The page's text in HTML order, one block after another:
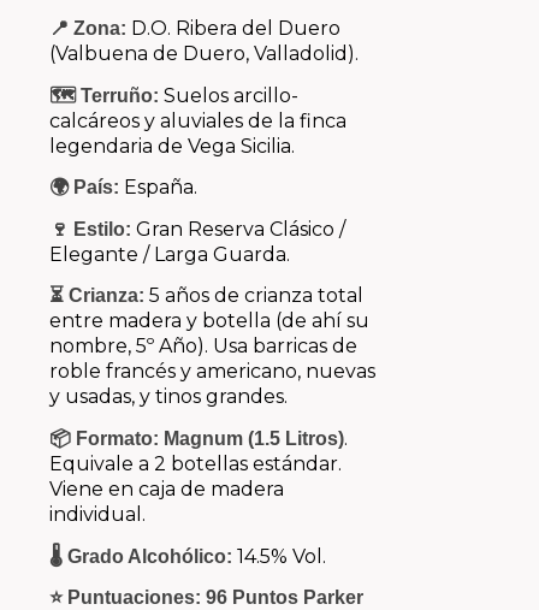
📍 Zona: D.O. Ribera del Duero
(Valbuena de Duero, Valladolid).
🗺️ Terruño: Suelos arcillo-
calcáreos y aluviales de la finca
legendaria de Vega Sicilia.
🌍 País: España.
🍷 Estilo: Gran Reserva Clásico /
Elegante / Larga Guarda.
⏳ Crianza: 5 años de crianza total
entre madera y botella (de ahí su
nombre, 5º Año). Usa barricas de
roble francés y americano, nuevas
y usadas, y tinos grandes.
📦 Formato: Magnum (1.5 Litros).
Equivale a 2 botellas estándar.
Viene en caja de madera
individual.
🌡️ Grado Alcohólico: 14.5% Vol.
⭐ Puntuaciones: 96 Puntos Parker